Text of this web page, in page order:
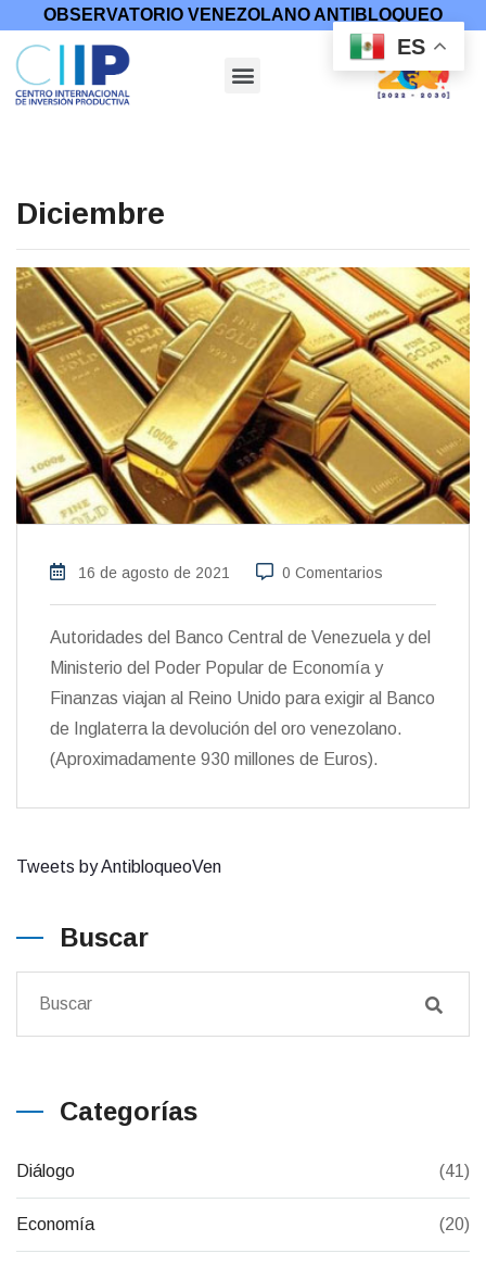
OBSERVATORIO VENEZOLANO ANTIBLOQUEO
Diciembre
16 de agosto de 2021 0 Comentarios
Autoridades del Banco Central de Venezuela y del
Ministerio del Poder Popular de Economía y
Finanzas viajan al Reino Unido para exigir al Banco
de Inglaterra la devolución del oro venezolano.
(Aproximadamente 930 millones de Euros).
Tweets by AntibloqueoVen
Buscar
Categorías
Diálogo (41)
Economía (20)
ES